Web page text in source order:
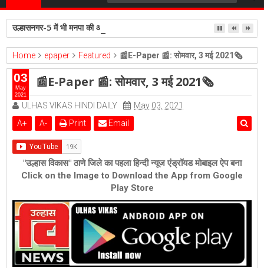
उल्हासनगर-5 में भी मनपा की ओर से स्विमिंग पुल सुविधा हो- शेरी लुंड
Home epaper Featured 📰E-Paper 📰: सोमवार, 3 मई 2021🗞
📰E-Paper 📰: सोमवार, 3 मई 2021🗞
ULHAS VIKAS HINDI DAILY
May 03, 2021
A+ A- Print Email
"उल्हास विकास" ठाणे जिले का पहला हिन्दी न्यूज एंड्रॉयड मोबाइल ऐप बना
Click on the Image to Download the App from Google
Play Store
03
May
2021